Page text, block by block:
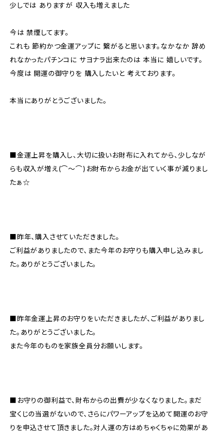
少しでは ありますが 収入も増えました
今は 禁煙してます。
これも 節約かつ金運アップに 繋がると思います。なかなか 辞め
れなかったパチンコに サヨナラ出来たのは 本当に 嬉しいです。
今度は 開運の御守りを 購入したいと 考えております。
本当にありがとうございました。
■金運上昇を購入し、大切に扱いお財布に入れてから、少しなが
らも収入が増え(⌒〜⌒)お財布からお金が出ていく事が減りまし
たぁ☆
■昨年、購入させていただきました。
ご利益がありましたので、また今年のお守りも購入申し込みまし
た。ありがとうございました。
■昨年金運上昇のお守りをいただきましたが、ご利益がありまし
た。ありがとうございました。
また今年のものを家族全員分お願いします。
■お守りの御利益で、財布からの出費が少なくなりました。まだ
宝くじの当選がないので、さらにパワーアップを込めて開運のお守
りを申込させて頂きました。対人運の方はめちゃくちゃに効果があ